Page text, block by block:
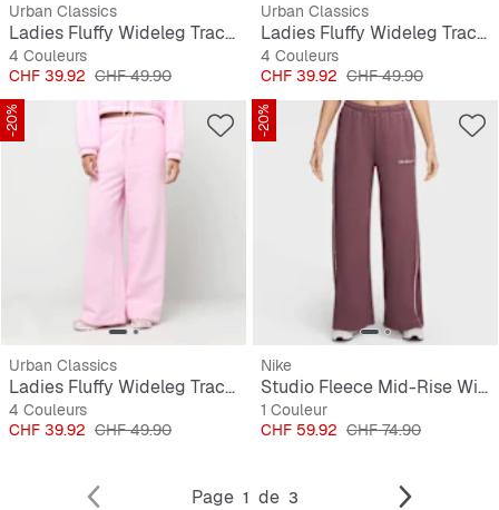
Urban Classics
Ladies Fluffy Wideleg Trackpants
4 Couleurs
Prix
CHF 39.92 Prix original
CHF 49.90
Urban Classics
Ladies Fluffy Wideleg Trackpants
4 Couleurs
Prix
CHF 39.92 Prix original
CHF 49.90
-20%
Urban Classics
Ladies Fluffy Wideleg Trackpants
4 Couleurs
Prix
CHF 39.92 Prix original
CHF 49.90
-20%
Nike
Studio Fleece Mid-Rise Wide-Leg Scallop Pants
1 Couleur
Prix
CHF 59.92 Prix original
CHF 74.90
Page 1 de 3